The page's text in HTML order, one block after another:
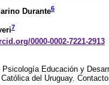
Durante6
7
0000-0002-7221-2913
Psicología Educación y
del Uruguay.